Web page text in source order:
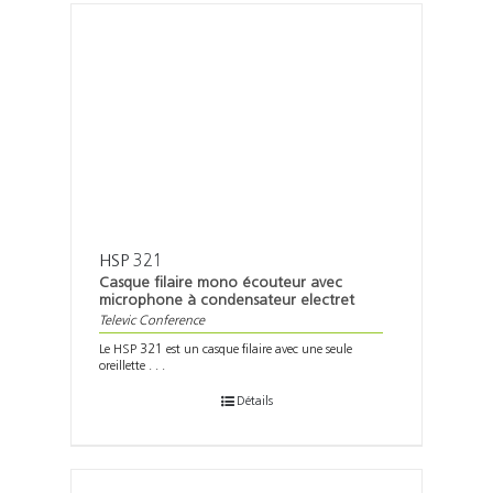
HSP 321
Casque filaire mono écouteur avec
microphone à condensateur electret
Televic Conference
Le HSP 321 est un casque filaire avec une seule
oreillette . . .
Détails